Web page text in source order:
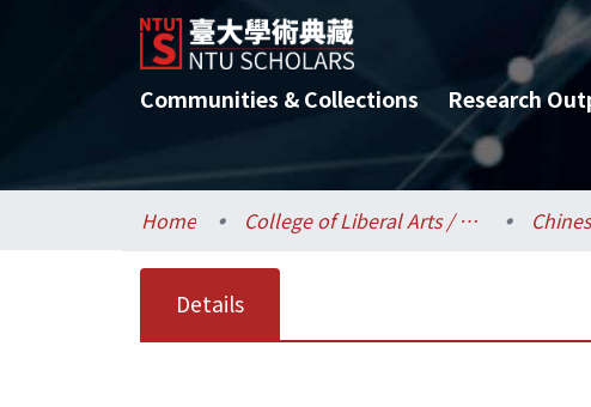
Communities & Collections Research
Home College of Liberal Arts / 文學院
Details